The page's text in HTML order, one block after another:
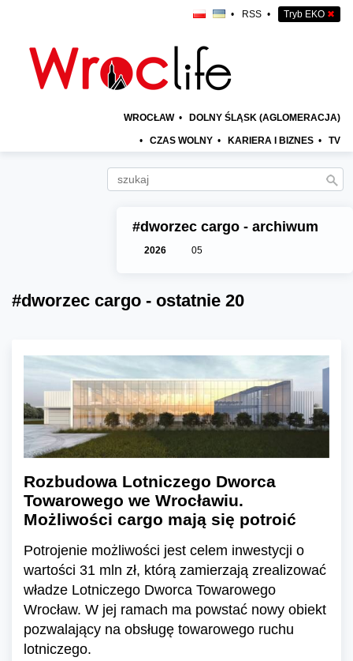
• RSS • Tryb EKO ✖
WROCŁAW • DOLNY ŚLĄSK (AGLOMERACJA)
• CZAS WOLNY • KARIERA I BIZNES • TV
#dworzec cargo - archiwum
2026 05
#dworzec cargo - ostatnie 20
Rozbudowa Lotniczego Dworca
Towarowego we Wrocławiu.
Możliwości cargo mają się potroić
Potrojenie możliwości jest celem inwestycji o
wartości 31 mln zł, którą zamierzają zrealizować
władze Lotniczego Dworca Towarowego
Wrocław. W jej ramach ma powstać nowy obiekt
pozwalający na obsługę towarowego ruchu
lotniczego.